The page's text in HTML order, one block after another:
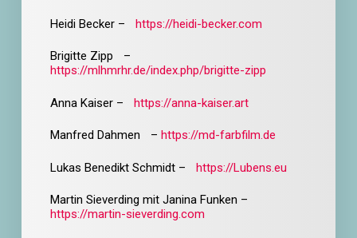
Heidi Becker – https://heidi-becker.com
Brigitte Zipp –
https://mlhmrhr.de/index.php/brigitte-zipp
Anna Kaiser – https://anna-kaiser.art
Manfred Dahmen – https://md-farbfilm.de
Lukas Benedikt Schmidt – https://Lubens.eu
Martin Sieverding mit Janina Funken –
https://martin-sieverding.com